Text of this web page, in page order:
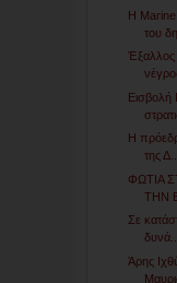
Η Marine
του
Η
της Δ...
ΦΩΤΙΑ
ΤΗΝ
Σε
δυνά...
Άρης